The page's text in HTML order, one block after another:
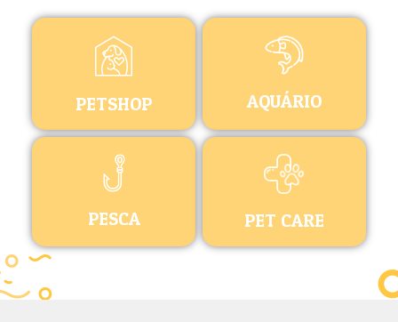
PETSHOP AQUÁRIO
PESCA PET CARE